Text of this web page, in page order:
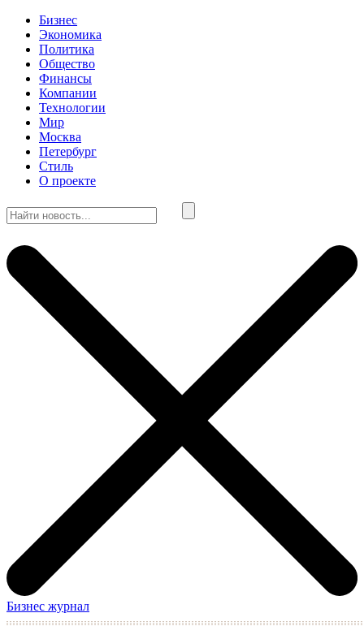
Бизнес
Экономика
Политика
Общество
Финансы
Компании
Технологии
Мир
Москва
Петербург
Стиль
О проекте
Бизнес журнал